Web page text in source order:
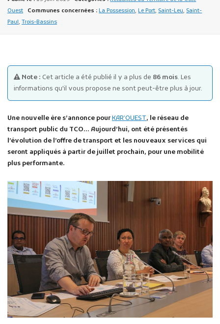
Publicité des actes
Plans d'accès
Ouest
Communes concernées : La Possession,Le Port, Saint-Leu, Saint-
Paul, Trois-Bassins
Note : Cet article a été publié il y a plus de 86 mois. Les
informations qu'il vous propose ne sont peut-être plus à jour.
Une nouvelle ère s’annonce pourKAR’OUEST, le réseau de
transport public du TCO… Aujourd’hui, ont été présentés
l’évolution de l’offre de transport et les nouveaux services qui
seront appliqués à partir de juillet prochain, pour une mobilité
plus performante.